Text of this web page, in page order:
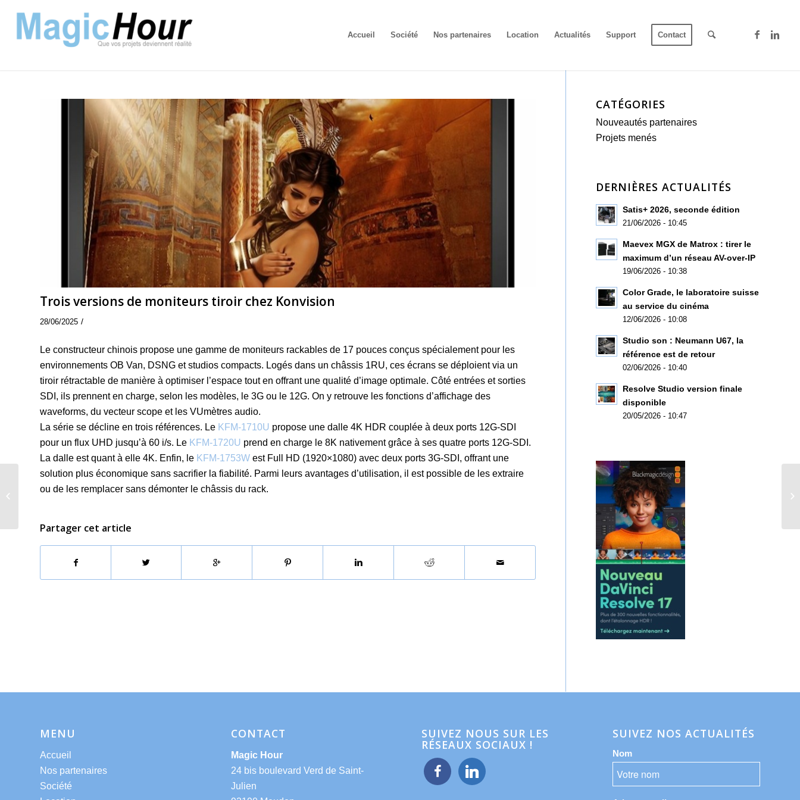
Accueil Société Nos partenaires Location Actualités Support Contact
Trois versions de moniteurs tiroir chez Konvision
28/06/2025 /
Le constructeur chinois propose une gamme de moniteurs rackables de 17 pouces conçus spécialement pour les
environnements OB Van, DSNG et studios compacts. Logés dans un châssis 1RU, ces écrans se déploient via un
tiroir rétractable de manière à optimiser l’espace tout en offrant une qualité d’image optimale. Côté entrées et sorties
SDI, ils prennent en charge, selon les modèles, le 3G ou le 12G. On y retrouve les fonctions d’affichage des
waveforms, du vecteur scope et les VUmètres audio.
La série se décline en trois références. Le KFM-1710U propose une dalle 4K HDR couplée à deux ports 12G-SDI
pour un flux UHD jusqu’à 60 i/s. Le KFM-1720U prend en charge le 8K nativement grâce à ses quatre ports 12G-SDI.
La dalle est quant à elle 4K. Enfin, le KFM-1753W est Full HD (1920×1080) avec deux ports 3G-SDI, offrant une
solution plus économique sans sacrifier la fiabilité. Parmi leurs avantages d’utilisation, il est possible de les extraire
ou de les remplacer sans démonter le châssis du rack.
Partager cet article
CATÉGORIES
Nouveautés partenaires
Projets menés
DERNIÈRES ACTUALITÉS
Satis+ 2026, seconde édition
21/06/2026 - 10:45
Maevex MGX de Matrox : tirer le
maximum d’un réseau AV-over-IP
19/06/2026 - 10:38
Color Grade, le laboratoire suisse
au service du cinéma
12/06/2026 - 10:08
Studio son : Neumann U67, la
référence est de retour
02/06/2026 - 10:40
Resolve Studio version finale
disponible
20/05/2026 - 10:47
MENU
Accueil
Nos partenaires
Société
CONTACT
Magic Hour
24 bis boulevard Verd de Saint-
Julien
SUIVEZ NOUS SUR LES
RÉSEAUX SOCIAUX !
facebooklinkedin
SUIVEZ NOS ACTUALITÉS
Nom
Sécurisation : Evo de